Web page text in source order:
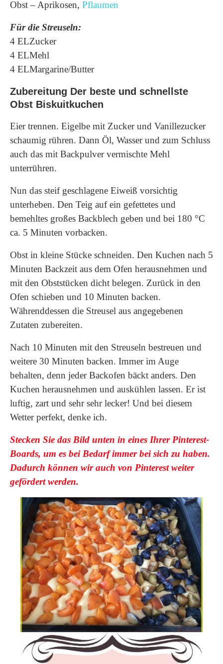
Obst – Aprikosen, Pflaumen
Für die Streuseln:
4 ELZucker
4 ELMehl
4 ELMargarine/Butter
Zubereitung Der beste und schnellste
Obst Biskuitkuchen
Eier trennen. Eigelbe mit Zucker und Vanillezucker
schaumig rühren. Dann Öl, Wasser und zum Schluss
auch das mit Backpulver vermischte Mehl
unterrühren.
Nun das steif geschlagene Eiweiß vorsichtig
unterheben. Den Teig auf ein gefettetes und
bemehltes großes Backblech geben und bei 180 °C
ca. 5 Minuten vorbacken.
Obst in kleine Stücke schneiden. Den Kuchen nach 5
Minuten Backzeit aus dem Ofen herausnehmen und
mit den Obststücken dicht belegen. Zurück in den
Ofen schieben und 10 Minuten backen.
Währenddessen die Streusel aus angegebenen
Zutaten zubereiten.
Nach 10 Minuten mit den Streuseln bestreuen und
weitere 30 Minuten backen. Immer im Auge
behalten, denn jeder Backofen bäckt anders. Den
Kuchen herausnehmen und auskühlen lassen. Er ist
luftig, zart und sehr sehr lecker! Und bei diesem
Wetter perfekt, denke ich.
Stecken Sie das Bild unten in eines Ihrer Pinterest-
Boards, um es bei Bedarf immer bei sich zu haben.
Dadurch können wir auch von Pinterest weiter
gefördert werden.